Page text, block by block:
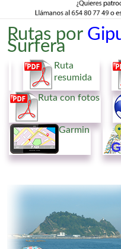
Rutas por
Surfera
Ruta
resumida
Ruta con fotos
Garmin